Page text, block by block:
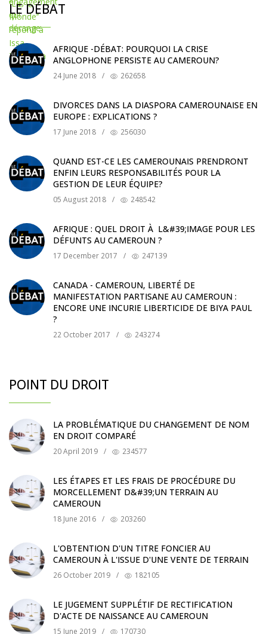
LE DÉBAT
AFRIQUE -DÉBAT: POURQUOI LA CRISE
ANGLOPHONE PERSISTE AU CAMEROUN?
24 June 2018 / 262658
DIVORCES DANS LA DIASPORA CAMEROUNAISE EN
EUROPE : EXPLICATIONS ?
17 June 2018 / 256030
QUAND EST-CE LES CAMEROUNAIS PRENDRONT
ENFIN LEURS RESPONSABILITÉS POUR LA
GESTION DE LEUR ÉQUIPE?
05 August 2018 / 248542
AFRIQUE : QUEL DROIT À L&#39;IMAGE POUR LES
DÉFUNTS AU CAMEROUN ?
17 December 2017 / 247139
CANADA - CAMEROUN, LIBERTÉ DE
MANIFESTATION PARTISANE AU CAMEROUN :
ENCORE UNE INCURIE LIBERTICIDE DE BIYA PAUL
?
22 October 2017 / 243274
POINT DU DROIT
LA PROBLÉMATIQUE DU CHANGEMENT DE NOM
EN DROIT COMPARÉ
20 April 2019 / 234577
LES ÉTAPES ET LES FRAIS DE PROCÉDURE DU
MORCELLEMENT D&#39;UN TERRAIN AU
CAMEROUN
18 June 2016 / 203260
L'OBTENTION D'UN TITRE FONCIER AU
CAMEROUN À L'ISSUE D'UNE VENTE DE TERRAIN
26 October 2019 / 182105
LE JUGEMENT SUPPLÉTIF DE RECTIFICATION
D'ACTE DE NAISSANCE AU CAMEROUN
15 June 2019 / 170730